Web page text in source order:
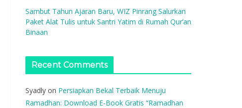
Sambut Tahun Ajaran Baru, WIZ Pinrang Salurkan
Paket Alat Tulis untuk Santri Yatim di Rumah Qur’an
Binaan
Recent Comments
Syadly on Persiapkan Bekal Terbaik Menuju
Ramadhan: Download E-Book Gratis “Ramadhan